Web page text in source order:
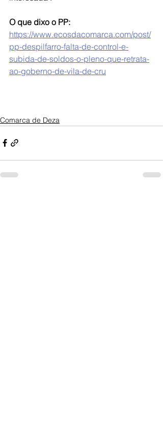
O que dixo o PP:
https://www.ecosdacomarca.com/post/
pp-despilfarro-falta-de-control-e-
subida-de-soldos-o-pleno-que-retrata-
ao-goberno-de-vila-de-cru
Comarca de Deza